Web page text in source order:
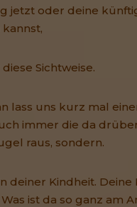
jetzt oder deine
Sichtweise.
lass uns kurz mal
immer die da
raus, sondern.
deiner Kindheit.
ist da so ganz am